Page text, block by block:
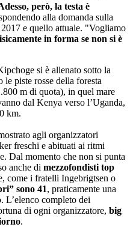
però, la testa è
alla domanda sulla
e quello attuale. "Vogliamo
in forma se non si è
si è allenato sotto la
le piste rosse della foresta
m di quota), in quel mare
dal Kenya verso l’Uganda,
km.
agli organizzatori
freschi e abituati ai ritmi
Dal momento che non si punta
anche di mezzofondisti top
come i fratelli Ingebrigtsen o
sono 41, praticamente una
L’elenco completo dei
di ogni organizzatore, big
.